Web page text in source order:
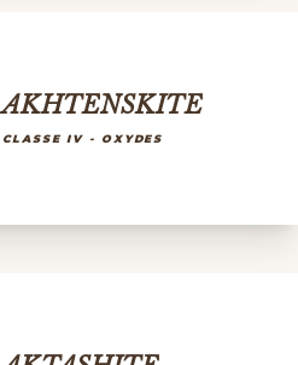
AKHTENSKITE
CLASSE IV - OXYDES